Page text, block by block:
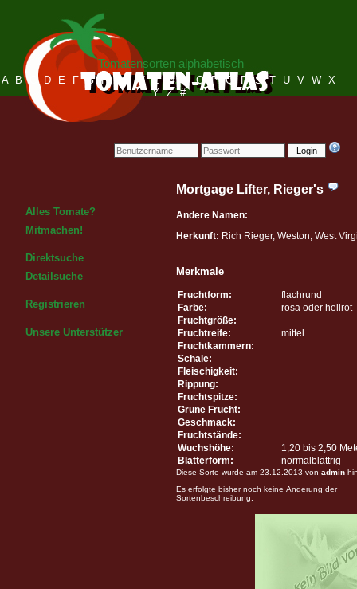
Login
Tomatensorten alphabetisch
A B C D E F G H I J K L M N O P Q R S T U V W X
Y Z #
Alles Tomate?
Mitmachen!
Direktsuche
Detailsuche
Registrieren
Unsere Unterstützer
Mortgage Lifter, Rieger's
Andere Namen:
Herkunft: Rich Rieger, Weston, West
Merkmale
Fruchtform:
flachrund
Farbe:
rosa oder hellrot
Fruchtgröße:
Fruchtreife:
mittel
Fruchtkammern:
Schale:
Fleischigkeit:
Rippung:
Fruchtspitze:
Grüne Frucht:
Geschmack:
Fruchtstände:
Wuchshöhe:
1,20 bis 2,50
Blätterform:
normalblättrig
Diese Sorte wurde am 23.12.2013 von admin
Es erfolgte bisher noch keine Änderung der
Sortenbeschreibung.